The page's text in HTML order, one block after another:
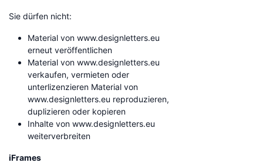
Sie dürfen nicht:
Material von www.designletters.eu
erneut veröffentlichen
Material von www.designletters.eu
verkaufen, vermieten oder
unterlizenzieren Material von
www.designletters.eu reproduzieren,
duplizieren oder kopieren
Inhalte von www.designletters.eu
weiterverbreiten
iFrames